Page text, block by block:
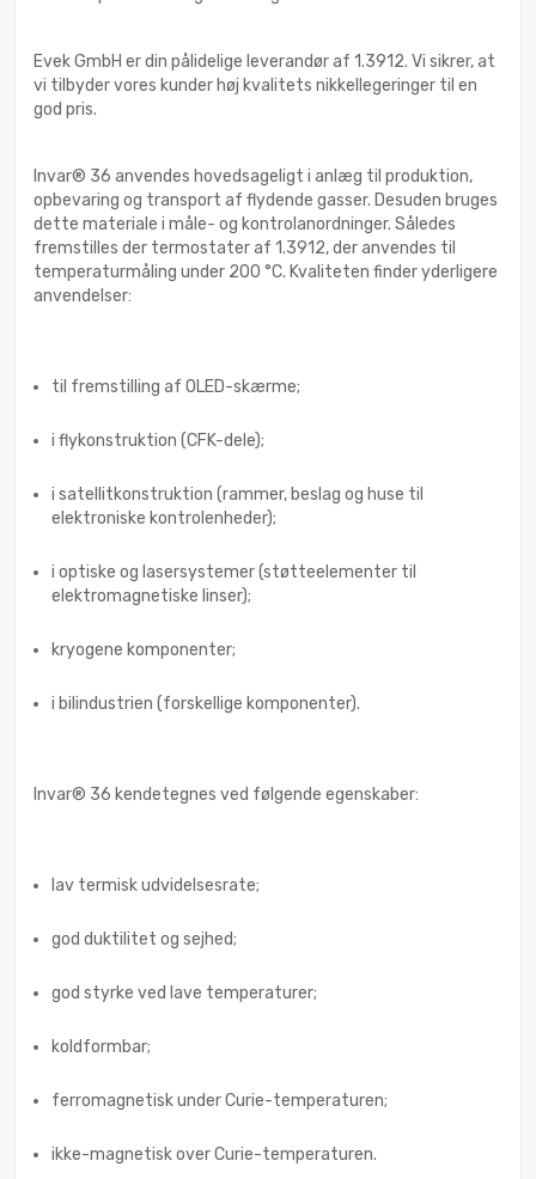
Evek GmbH er din pålidelige leverandør af 1.3912. Vi sikrer, at
vi tilbyder vores kunder høj kvalitets nikkellegeringer til en
god pris.
Invar® 36 anvendes hovedsageligt i anlæg til produktion,
opbevaring og transport af flydende gasser. Desuden bruges
dette materiale i måle- og kontrolanordninger. Således
fremstilles der termostater af 1.3912, der anvendes til
temperaturmåling under 200 °C. Kvaliteten finder yderligere
anvendelser:
til fremstilling af OLED-skærme;
i flykonstruktion (CFK-dele);
i satellitkonstruktion (rammer, beslag og huse til
elektroniske kontrolenheder);
i optiske og lasersystemer (støtteelementer til
elektromagnetiske linser);
kryogene komponenter;
i bilindustrien (forskellige komponenter).
Invar® 36 kendetegnes ved følgende egenskaber:
lav termisk udvidelsesrate;
god duktilitet og sejhed;
god styrke ved lave temperaturer;
koldformbar;
ferromagnetisk under Curie-temperaturen;
ikke-magnetisk over Curie-temperaturen.